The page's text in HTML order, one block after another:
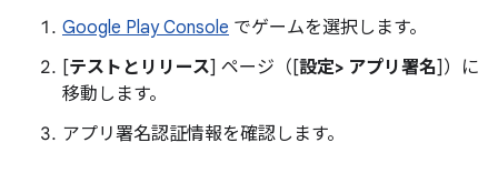
Google Play Console でゲームを選択します。
[テストとリリース] ページ（[設定> アプリ署名]）に
移動します。
アプリ署名認証情報を確認します。